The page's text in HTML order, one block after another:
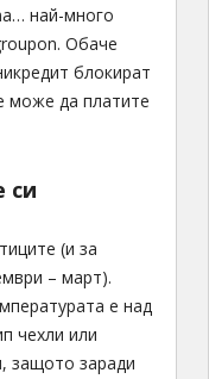
най-много
Обаче
блокират
може да платите
си
(и за
– март).
е над
чехли или
защото заради